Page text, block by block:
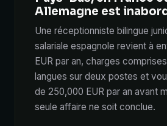
Allemagne est
Une réceptionniste bilingue
salariale espagnole revient à
EUR par an, charges
langues sur deux postes et
de 250,000 EUR par an avant
seule affaire ne soit conclue.